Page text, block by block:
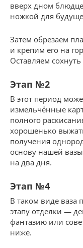
вверх дном
ножкой для
Затем обрезаем
и крепим его на
Оставляем сохнуть
Этап №2
В этот период
измельчённые
полного
хорошенько
получения
основу нашей
на два дня.
Этап №4
В таком виде ваза
этапу отделки —
фантазию или
ниже.